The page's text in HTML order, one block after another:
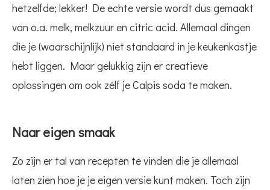
hetzelfde; lekker! De echte versie wordt dus gemaakt
van o.a. melk, melkzuur en citric acid. Allemaal dingen
die je (waarschijnlijk) niet standaard in je keukenkastje
hebt liggen. Maar gelukkig zijn er creatieve
oplossingen om ook zélf je Calpis soda te maken.
Naar eigen smaak
Zo zijn er tal van recepten te vinden die je allemaal
laten zien hoe je je eigen versie kunt maken. Toch zijn